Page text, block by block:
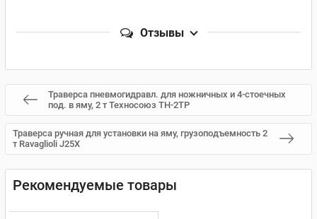
Отзывы
Траверса пневмогидравл. для ножничных и 4-стоечных
под. в яму, 2 т Техносоюз TH-2TP
Траверса ручная для установки на яму, грузоподъемность 2
т Ravaglioli J25X
Рекомендуемые товары